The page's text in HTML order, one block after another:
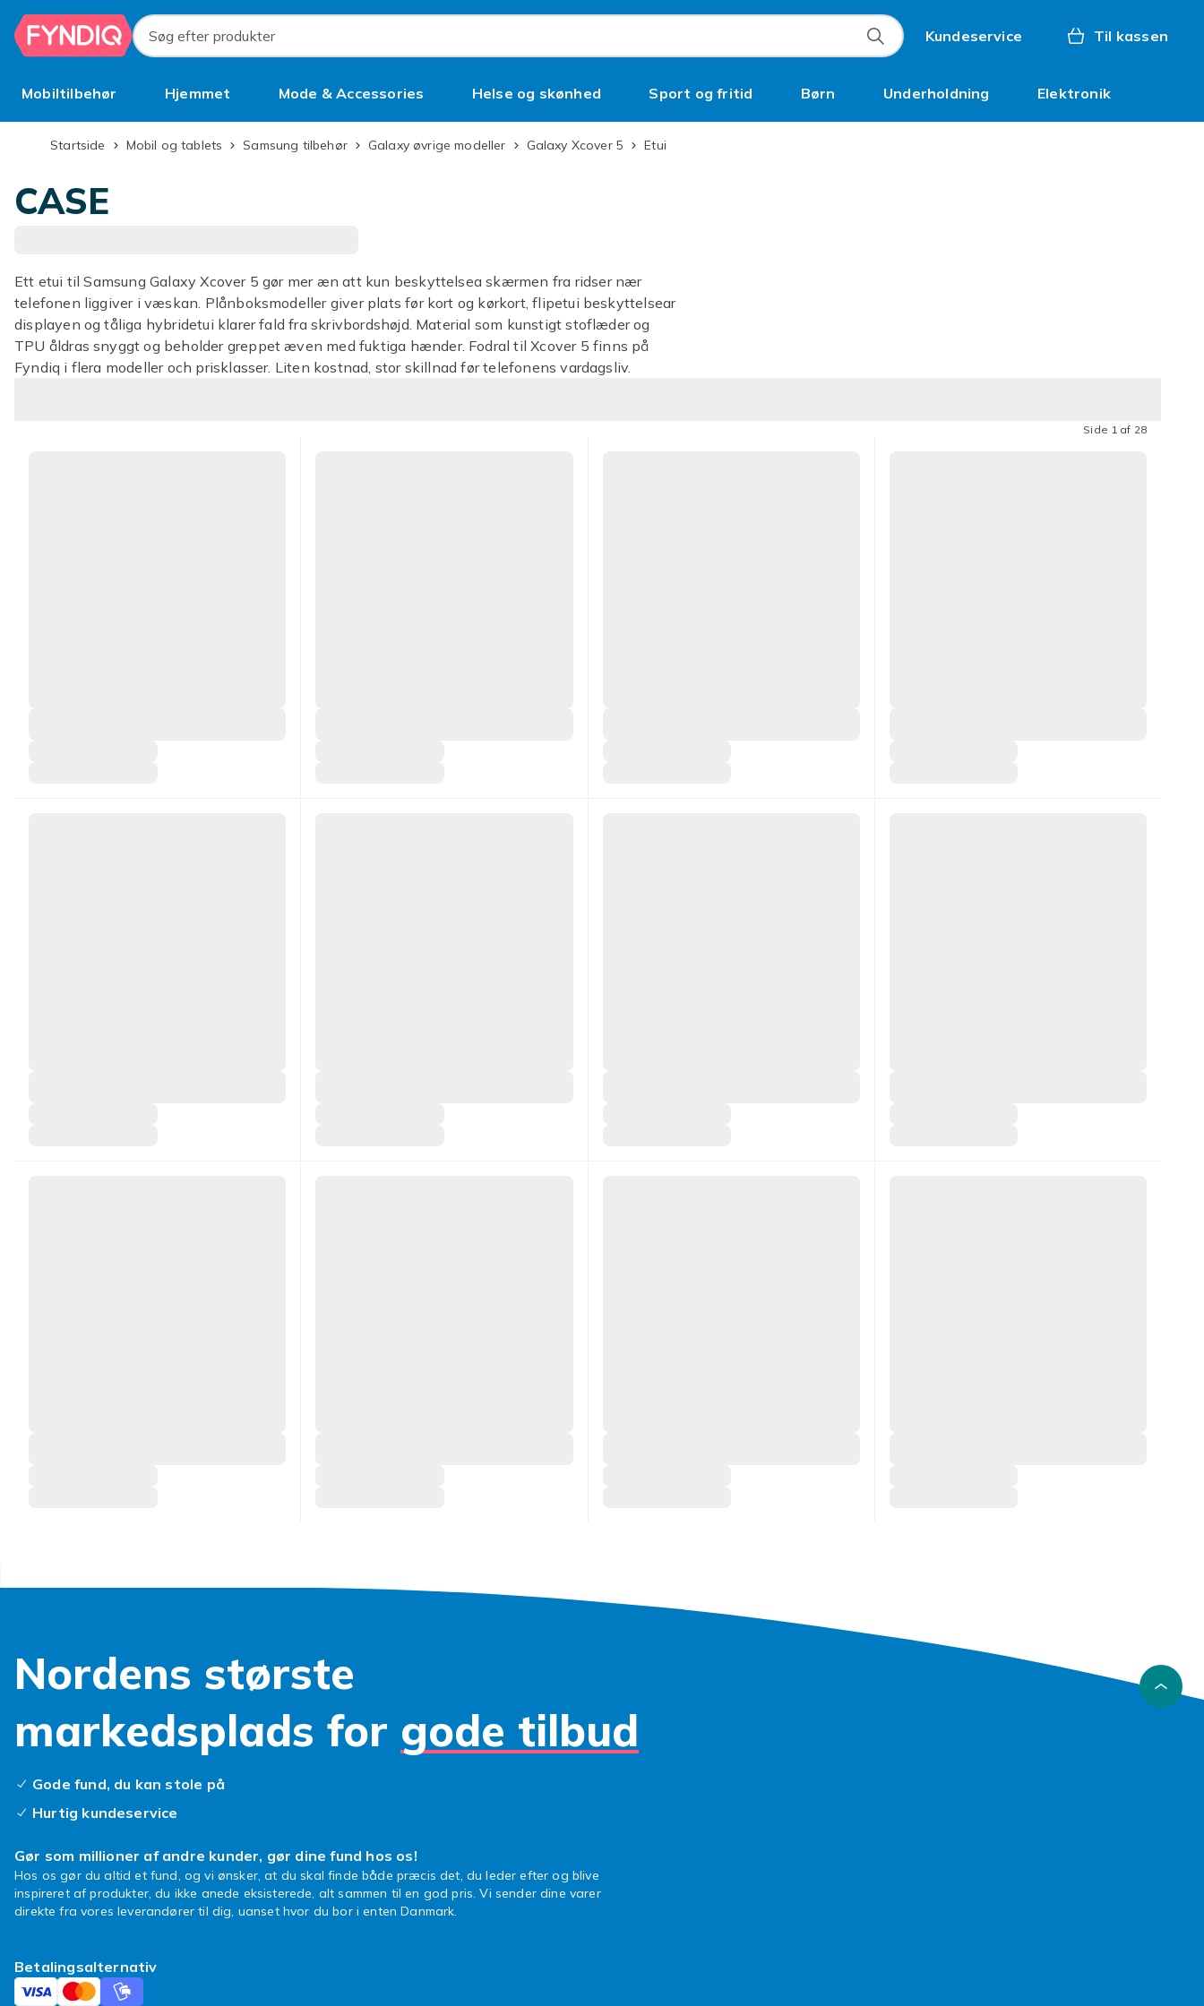
Spring til hovedindhold
Søg efter produkter
Kundeservice Til kassen
Mobiltilbehør Hjemmet Mode & Accessories Helse og skønhed Sport og fritid Børn Underholdning Elektronik
BrugtStartside Mobil og tablets Samsung tilbehør Galaxy øvrige modeller Galaxy Xcover 5 Etui
CASE
Ett etui til Samsung Galaxy Xcover 5 gør mer æn att kun beskyttelsea skærmen fra ridser nær
telefonen liggiver i væskan. Plånboksmodeller giver plats før kort og kørkort, flipetui beskyttelsear
displayen og tåliga hybridetui klarer fald fra skrivbordshøjd. Material som kunstigt stoflæder og
TPU åldras snyggt og beholder greppet æven med fuktiga hænder. Fodral til Xcover 5 finns på
Fyndiq i flera modeller och prisklasser. Liten kostnad, stor skillnad før telefonens vardagsliv.
Side 1 af 28
Nordens største
markedsplads for gode tilbud
Gode fund, du kan stole på
Hurtig kundeservice
Gør som millioner af andre kunder, gør dine fund hos os!
Hos os gør du altid et fund, og vi ønsker, at du skal finde både præcis det, du leder efter og blive
inspireret af produkter, du ikke anede eksisterede, alt sammen til en god pris. Vi sender dine varer
direkte fra vores leverandører til dig, uanset hvor du bor i enten Danmark.
Betalingsalternativ